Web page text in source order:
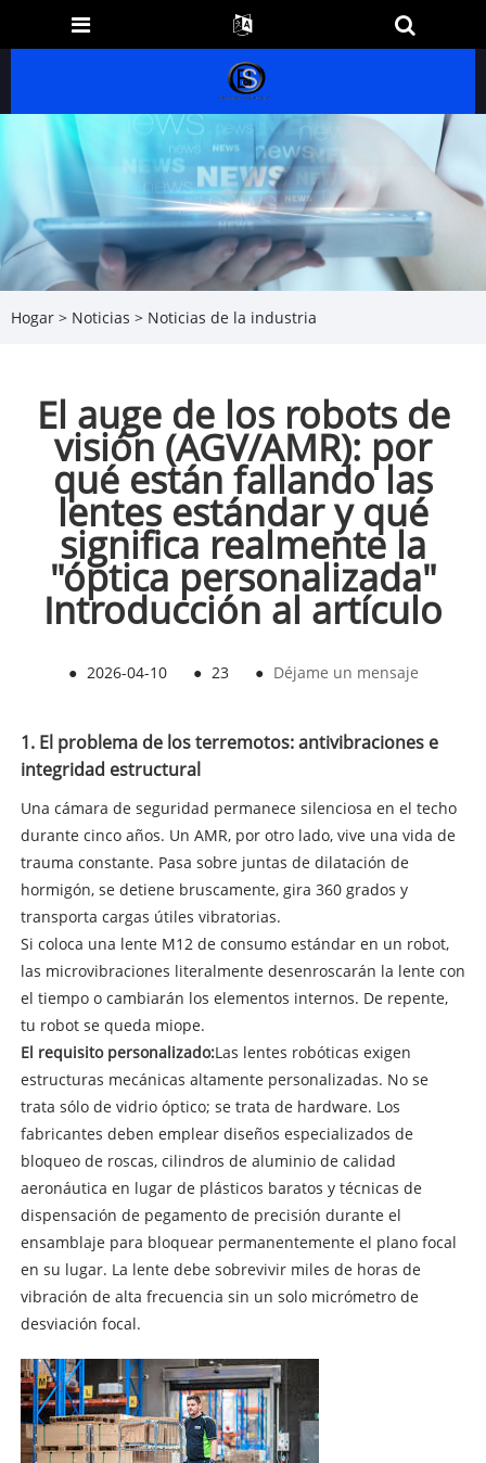
Hogar > Noticias > Noticias de la industria
El auge de los robots de
visión (AGV/AMR): por
qué están fallando las
lentes estándar y qué
significa realmente la
"óptica personalizada"
Introducción al artículo
● 2026-04-10 ● 23 ● Déjame un mensaje
1. El problema de los terremotos: antivibraciones e
integridad estructural
Una cámara de seguridad permanece silenciosa en el techo
durante cinco años. Un AMR, por otro lado, vive una vida de
trauma constante. Pasa sobre juntas de dilatación de
hormigón, se detiene bruscamente, gira 360 grados y
transporta cargas útiles vibratorias.
Si coloca una lente M12 de consumo estándar en un robot,
las microvibraciones literalmente desenroscarán la lente con
el tiempo o cambiarán los elementos internos. De repente,
tu robot se queda miope.
El requisito personalizado:Las lentes robóticas exigen
estructuras mecánicas altamente personalizadas. No se
trata sólo de vidrio óptico; se trata de hardware. Los
fabricantes deben emplear diseños especializados de
bloqueo de roscas, cilindros de aluminio de calidad
aeronáutica en lugar de plásticos baratos y técnicas de
dispensación de pegamento de precisión durante el
ensamblaje para bloquear permanentemente el plano focal
en su lugar. La lente debe sobrevivir miles de horas de
vibración de alta frecuencia sin un solo micrómetro de
desviación focal.